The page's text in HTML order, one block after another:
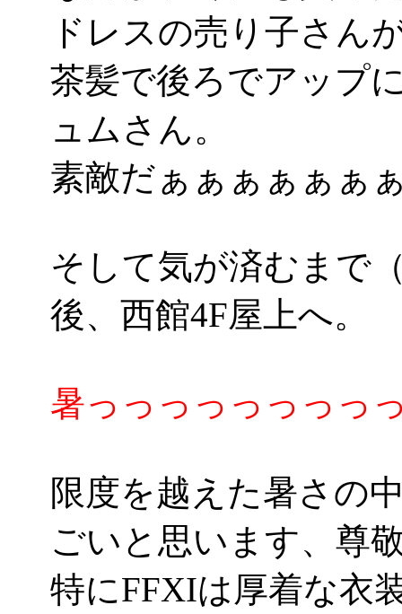
ドレスの売り子さん
茶髪で後ろでアップ
ュムさん。
素敵だぁぁぁぁぁぁ
そして気が済むまで
後、西館4F屋上へ。
暑っっっっっっっっ
限度を越えた暑さの
ごいと思います、尊
特にFFXIは厚着な衣